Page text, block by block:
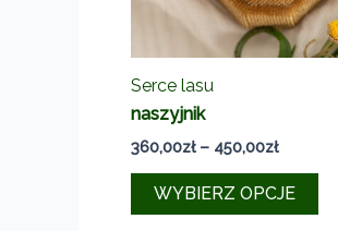
Serce lasu
naszyjnik
360,00zł – 450,00złZakres
od
360,00zł
WYBIERZ OPCJE
Ten